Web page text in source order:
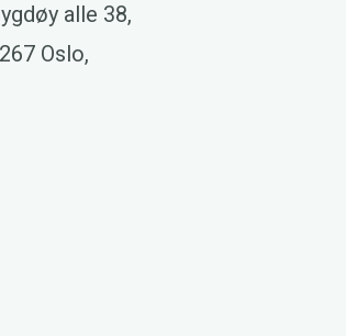
alle 38,
Oslo,